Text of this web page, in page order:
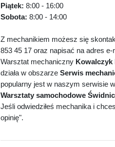
Piątek: 8:00 - 16:00
Sobota: 8:00 - 14:00
Z mechanikiem możesz się
853 45 17 oraz napisać na adres e-
Warsztat mechaniczny Kowalczyk
działa w obszarze Serwis
popularny jest w naszym serwisie
Warsztaty samochodowe
Jeśli odwiedziłeś mechanika i
opinię".